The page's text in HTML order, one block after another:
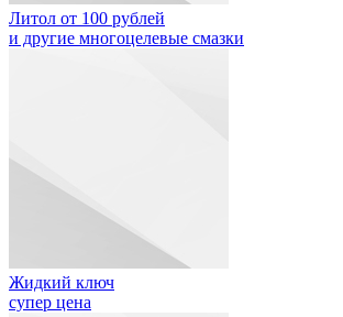
Литол от 100 рублей
и другие многоцелевые смазки
Жидкий ключ
супер цена